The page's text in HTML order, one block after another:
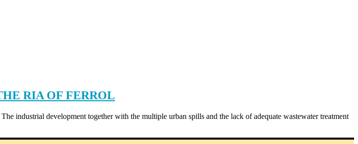
RIA OF FERROL
industrial development together with the multiple urban spills and the lack of adequate wastewater treatment